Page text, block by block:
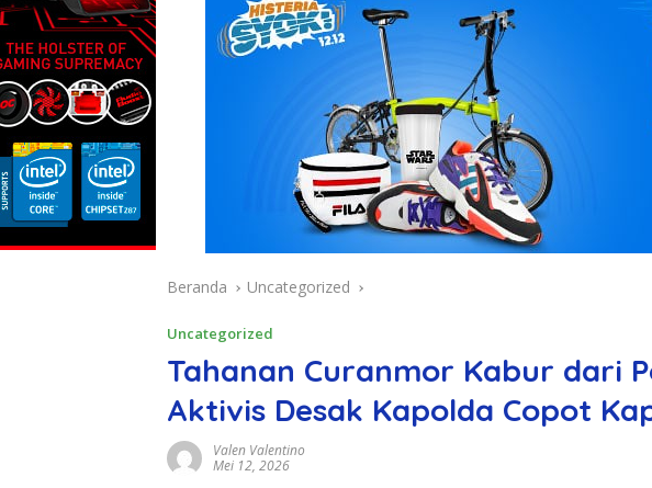
Beranda Uncategorized
Uncategorized
Tahanan Curanmor Kabur dari
Aktivis Desak Kapolda Copot
Valen Valentino
Mei 12, 2026